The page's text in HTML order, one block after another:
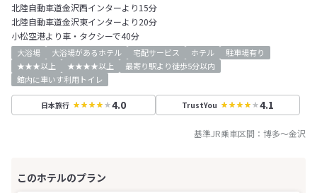
北陸自動車道金沢西インターより15分
北陸自動車道金沢東インターより20分
小松空港より車・タクシーで40分
大浴場 大浴場があるホテル 宅配サービス ホテル
駐車場有り
★★★以上
★★★★以上
最寄り駅より徒歩5分以内
館内に車いす利用トイレ
日本旅行 4.0 TrustYou 4.1
基準JR乗車区間： 博多～金沢